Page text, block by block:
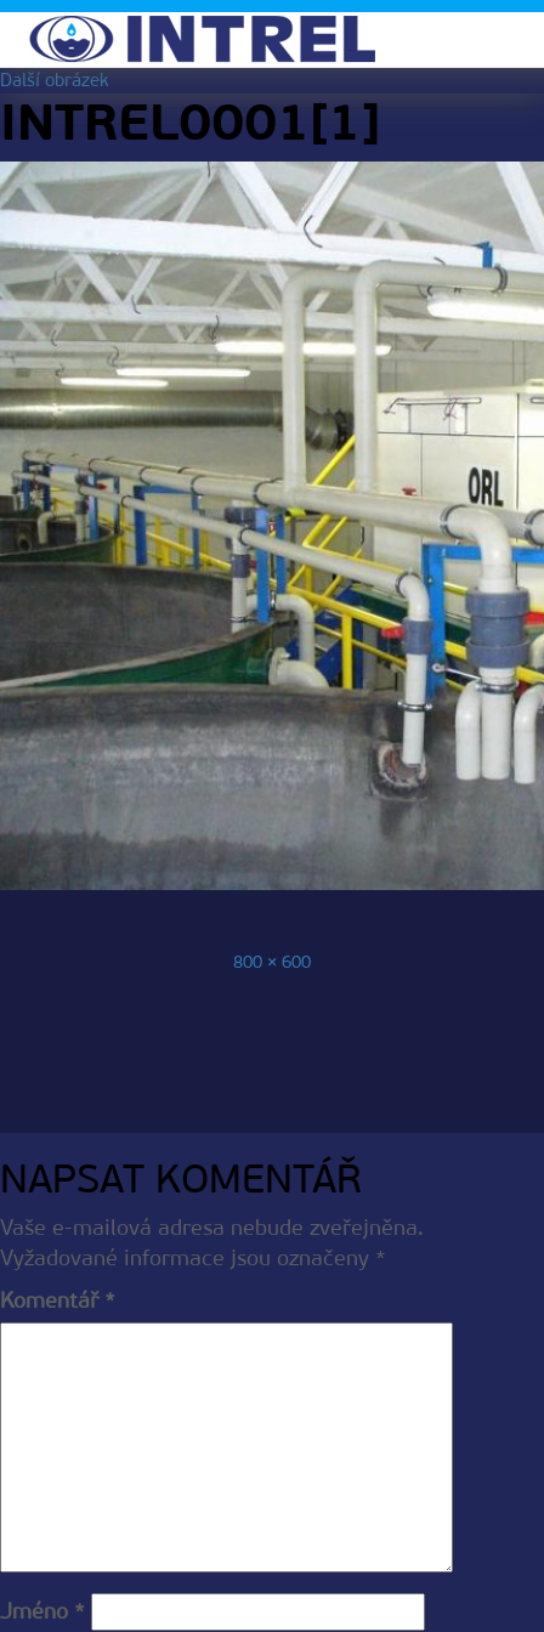
Další obrázek
INTREL0001[1]
Publikováno:
Původní
800 × 600
NAPSAT KOMENTÁŘ
Vaše e-mailová adresa nebude zveřejněna.
Vyžadované informace jsou označeny *
Komentář *
Jméno *